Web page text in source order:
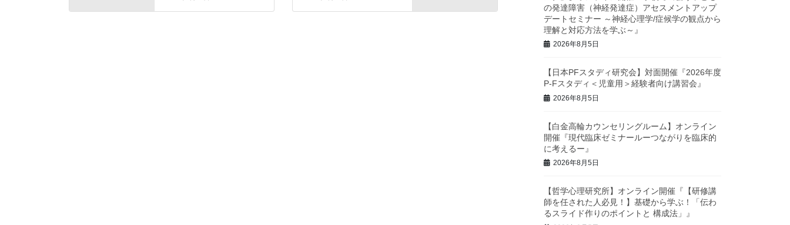
の発達障害（神経発達症）アセスメントアップ
デートセミナー ～神経心理学/症候学の観点から
理解と対応方法を学ぶ～』
2026年8月5日
【日本PFスタディ研究会】対面開催『2026年度
P-Fスタディ＜児童用＞経験者向け講習会』
2026年8月5日
【白金高輪カウンセリングルーム】オンライン
開催『現代臨床ゼミナールーつながりを臨床的
に考えるー』
2026年8月5日
【哲学心理研究所】オンライン開催『【研修講
師を任された人必見！】基礎から学ぶ！「伝わ
るスライド作りのポイントと 構成法」』